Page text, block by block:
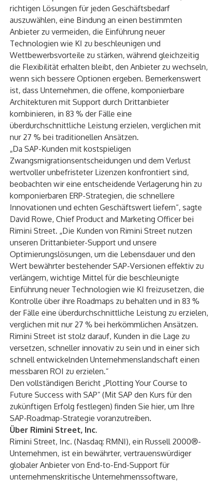
richtigen Lösungen für jeden Geschäftsbedarf
auszuwählen, eine Bindung an einen bestimmten
Anbieter zu vermeiden, die Einführung neuer
Technologien wie KI zu beschleunigen und
Wettbewerbsvorteile zu stärken, während gleichzeitig
die Flexibilität erhalten bleibt, den Anbieter zu wechseln,
wenn sich bessere Optionen ergeben. Bemerkenswert
ist, dass Unternehmen, die offene, komponierbare
Architekturen mit Support durch Drittanbieter
kombinieren, in 83 % der Fälle eine
überdurchschnittliche Leistung erzielen, verglichen mit
nur 27 % bei traditionellen Ansätzen.
„Da SAP-Kunden mit kostspieligen
Zwangsmigrationsentscheidungen und dem Verlust
wertvoller unbefristeter Lizenzen konfrontiert sind,
beobachten wir eine entscheidende Verlagerung hin zu
komponierbaren ERP-Strategien, die schnellere
Innovationen und echten Geschäftswert liefern“, sagte
David Rowe, Chief Product and Marketing Officer bei
Rimini Street. „Die Kunden von Rimini Street nutzen
unseren Drittanbieter-Support und unsere
Optimierungslösungen, um die Lebensdauer und den
Wert bewährter bestehender SAP-Versionen effektiv zu
verlängern, wichtige Mittel für die beschleunigte
Einführung neuer Technologien wie KI freizusetzen, die
Kontrolle über ihre Roadmaps zu behalten und in 83 %
der Fälle eine überdurchschnittliche Leistung zu erzielen,
verglichen mit nur 27 % bei herkömmlichen Ansätzen.
Rimini Street ist stolz darauf, Kunden in die Lage zu
versetzen, schneller innovativ zu sein und in einer sich
schnell entwickelnden Unternehmenslandschaft einen
messbaren ROI zu erzielen.“
Den vollständigen Bericht „Plotting Your Course to
Future Success with SAP“ (Mit SAP den Kurs für den
zukünftigen Erfolg festlegen) finden Sie hier, um Ihre
SAP-Roadmap-Strategie voranzutreiben.
Über Rimini Street, Inc.
Rimini Street, Inc. (Nasdaq: RMNI), ein Russell 2000®-
Unternehmen, ist ein bewährter, vertrauenswürdiger
globaler Anbieter von End-to-End-Support für
unternehmenskritische Unternehmenssoftware,